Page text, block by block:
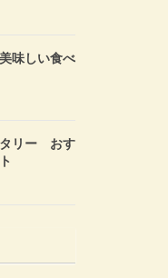
味しい食べ
タリー おす